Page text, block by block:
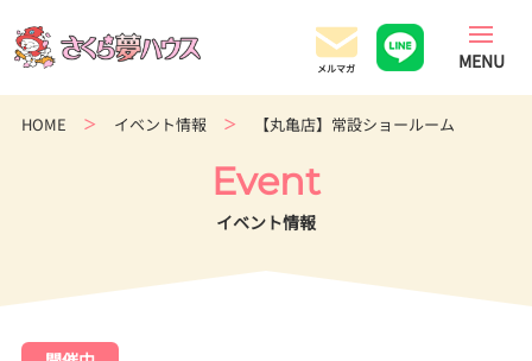
の
超
HOME イベント情報 【丸亀店】常設ショールーム
Event
イベント情報